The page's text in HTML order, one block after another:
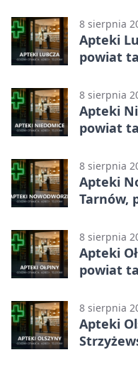
8 sierpnia
Apteki
powiat
8 sierpnia
Apteki
powiat
8 sierpnia
Apteki
Tarnów,
8 sierpnia
Apteki
powiat
8 sierpnia
Apteki